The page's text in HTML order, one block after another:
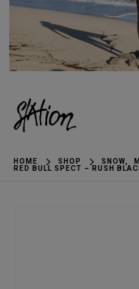
HOME SHOP SNOW,
RED BULL SPECT – RUSH